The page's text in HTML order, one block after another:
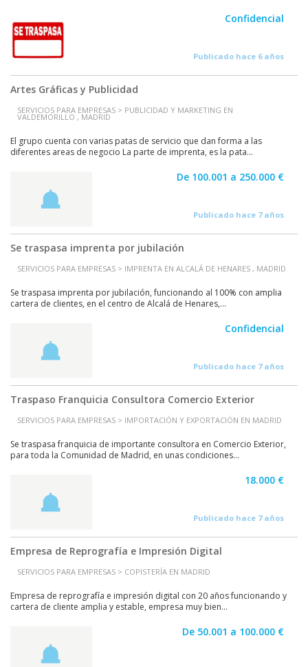
Confidencial
Publicado hace 6 años
Artes Gráficas y Publicidad
SERVICIOS PARA EMPRESAS > PUBLICIDAD Y MARKETING EN
VALDEMORILLO , MADRID
El grupo cuenta con varias patas de servicio que dan forma a las
diferentes areas de negocio La parte de imprenta, es la pata...
De 100.001 a 250.000 €
Publicado hace 7 años
Se traspasa imprenta por jubilación
SERVICIOS PARA EMPRESAS > IMPRENTA EN ALCALÁ DE HENARES , MADRID
Se traspasa imprenta por jubilación, funcionando al 100% con amplia
cartera de clientes, en el centro de Alcalá de Henares,...
Confidencial
Publicado hace 7 años
Traspaso Franquicia Consultora Comercio Exterior
SERVICIOS PARA EMPRESAS > IMPORTACIÓN Y EXPORTACIÓN EN MADRID
Se traspasa franquicia de importante consultora en Comercio Exterior,
para toda la Comunidad de Madrid, en unas condiciones...
18.000 €
Publicado hace 7 años
Empresa de Reprografía e Impresión Digital
SERVICIOS PARA EMPRESAS > COPISTERÍA EN MADRID
Empresa de reprografía e impresión digital con 20 años funcionando y
cartera de cliente amplia y estable, empresa muy bien...
De 50.001 a 100.000 €